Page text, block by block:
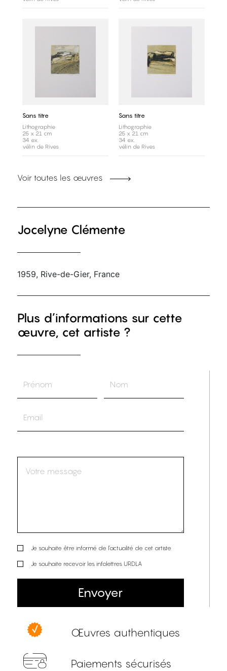
Sans titre
Lithographie
25 x 21 cm
34 ex.
vélin de Rives
Sans titre
Lithographie
25 x 21 cm
34 ex.
vélin de Rives
Voir toutes les œuvres
Jocelyne Clémente
1959, Rive-de-Gier, France
Plus d’informations sur cette
œuvre, cet artiste ?
Je souhaite être informé de l’actualité de cet artiste
Je souhaite recevoir les infolettres URDLA
Envoyer
Œuvres authentiques
Paiements sécurisés